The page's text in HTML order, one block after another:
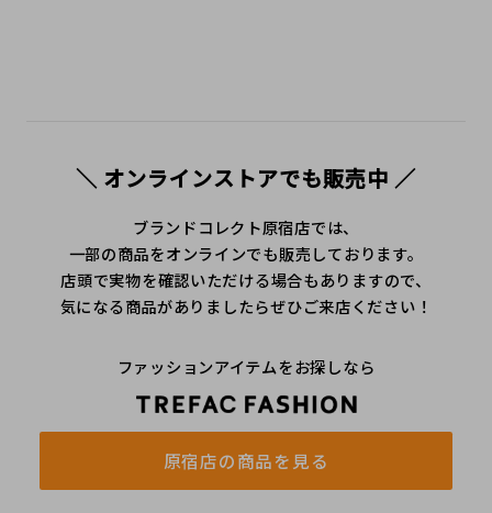
＼ オンラインストアでも販売中 ／
ブランドコレクト原宿店では、
一部の商品をオンラインでも販売しております。
店頭で実物を確認いただける場合もありますので、
気になる商品がありましたらぜひご来店ください！
ファッションアイテムをお探しなら
原宿店の商品を見る